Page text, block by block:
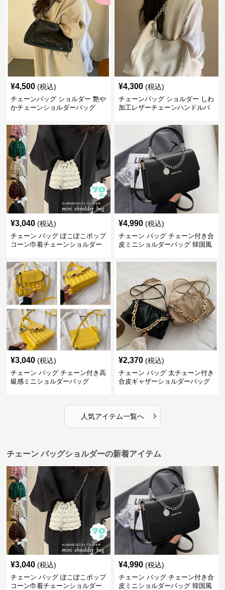
¥4,500 (税込)
チェーンバッグ ショルダー 艶や
かチェーンショルダーバッグ
¥4,300 (税込)
チェーンバッグ ショルダー しわ
加工レザーチェーンハンドルバ
¥3,040 (税込)
チェーン バッグ ぽこぽこポップ
コーン巾着チェーンショルダー
¥4,990 (税込)
チェーン バッグ チェーン付き合
皮ミニショルダーバッグ 韓国風
¥3,040 (税込)
チェーン バッグ チェーン付き高
級感ミニショルダーバッグ
¥2,370 (税込)
チェーン バッグ 太チェーン付き
合皮ギャザーショルダーバッグ
人気アイテム一覧へ ›
チェーン バッグショルダーの新着アイテム
¥3,040 (税込)
チェーン バッグ ぽこぽこポップ
コーン巾着チェーンショルダー
¥4,990 (税込)
チェーン バッグ チェーン付き合
皮ミニショルダーバッグ 韓国風